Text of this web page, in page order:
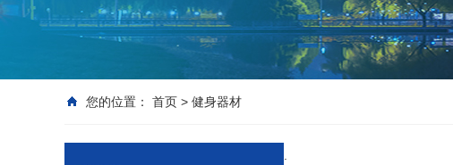
您的位置： 首页 > 健身器材